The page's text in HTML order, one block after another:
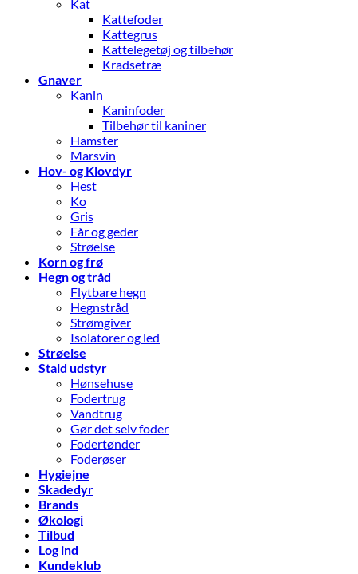
Kat
Kattefoder
Kattegrus
Kattelegetøj og tilbehør
Kradsetræ
Gnaver
Kanin
Kaninfoder
Tilbehør til kaniner
Hamster
Marsvin
Hov- og Klovdyr
Hest
Ko
Gris
Får og geder
Strøelse
Korn og frø
Hegn og tråd
Flytbare hegn
Hegnstråd
Strømgiver
Isolatorer og led
Strøelse
Stald udstyr
Hønsehuse
Fodertrug
Vandtrug
Gør det selv foder
Fodertønder
Foderøser
Hygiejne
Skadedyr
Brands
Økologi
Tilbud
Log ind
Kundeklub